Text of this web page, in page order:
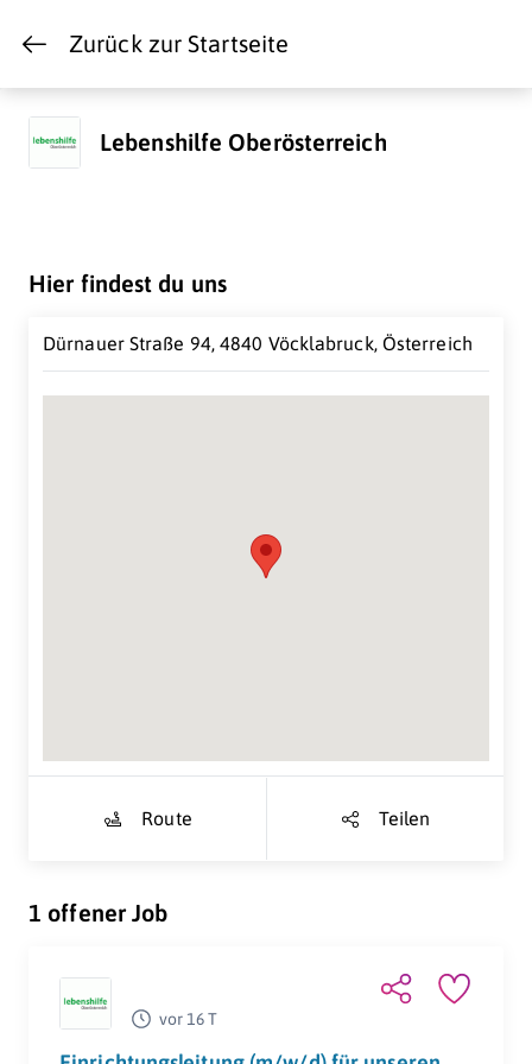
Zurück zur Startseite
Lebenshilfe Oberösterreich
Hier findest du uns
Dürnauer Straße 94, 4840 Vöcklabruck, Österreich
Route Teilen
1 offener Job
vor 16 T